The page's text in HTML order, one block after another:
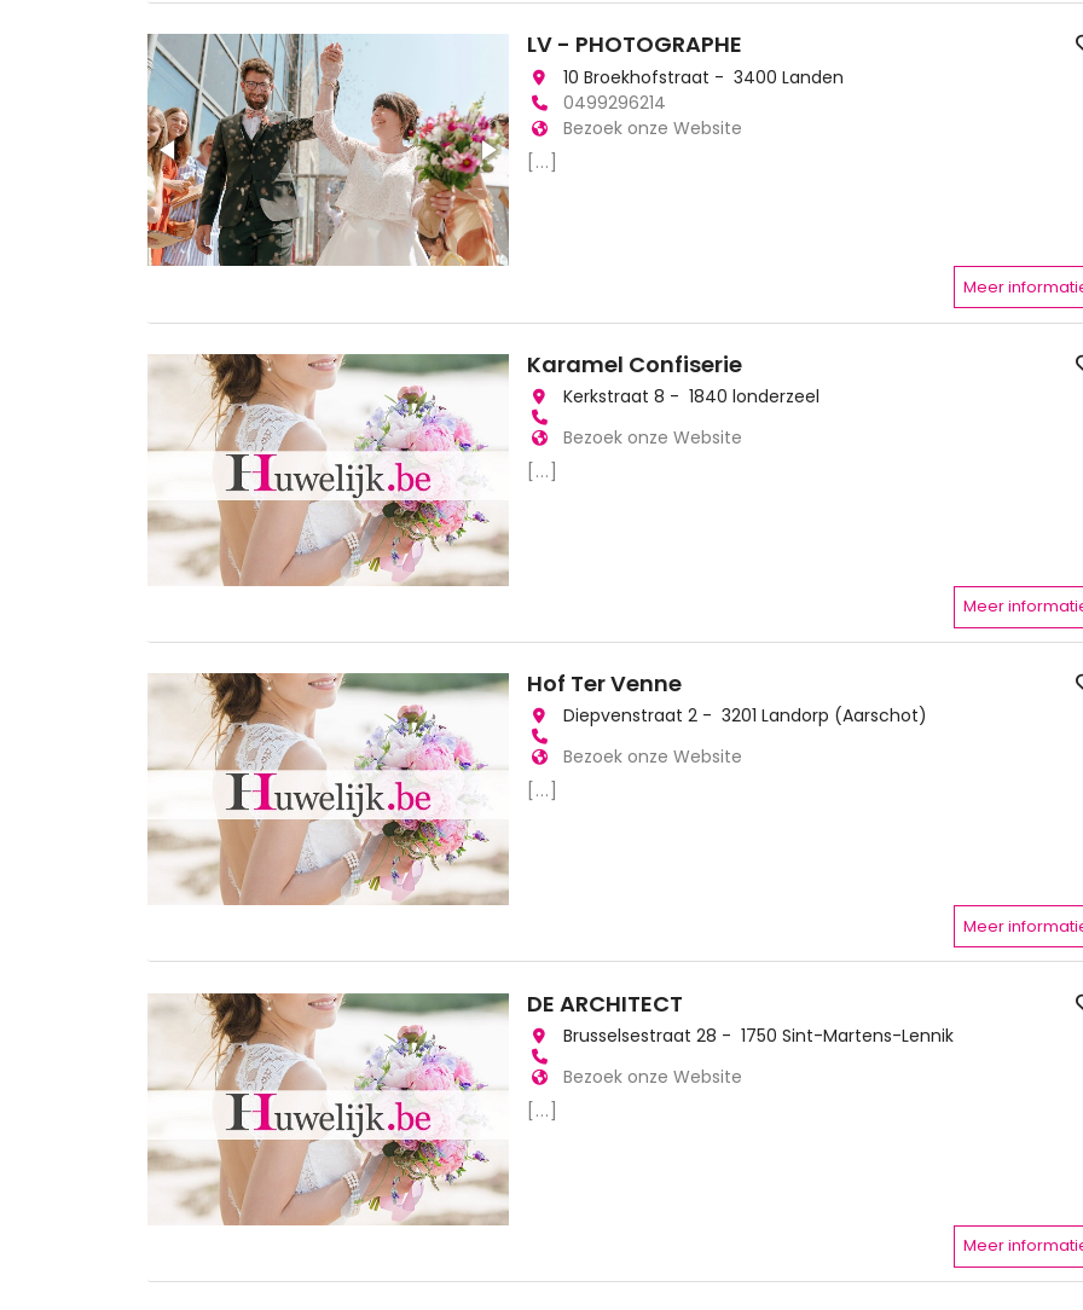
LV - PHOTOGRAPHE
10 Broekhofstraat - 3400 Landen
0499296214
Bezoek onze Website
[...]
Meer
Karamel Confiserie
Kerkstraat 8 - 1840 londerzeel
Bezoek onze Website
[...]
Meer
Hof Ter Venne
Diepvenstraat 2 - 3201 Landorp (Aarschot)
Bezoek onze Website
[...]
Meer
DE ARCHITECT
Brusselsestraat 28 - 1750 Sint-Martens-Lennik
Bezoek onze Website
[...]
Meer